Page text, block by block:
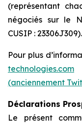
(représentant
négociés sur le
CUSIP : 23306J309).
Pour plus
technologies.com
(anciennement
Déclarations
Le présent